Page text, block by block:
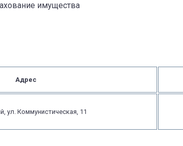
имущества
Адрес
ул. Коммунистическая, 11